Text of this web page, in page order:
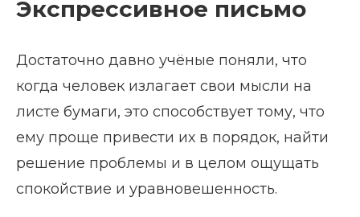
Экспрессивное письмо
Достаточно давно учёные поняли, что
когда человек излагает свои мысли на
листе бумаги, это способствует тому, что
ему проще привести их в порядок, найти
решение проблемы и в целом ощущать
спокойствие и уравновешенность.